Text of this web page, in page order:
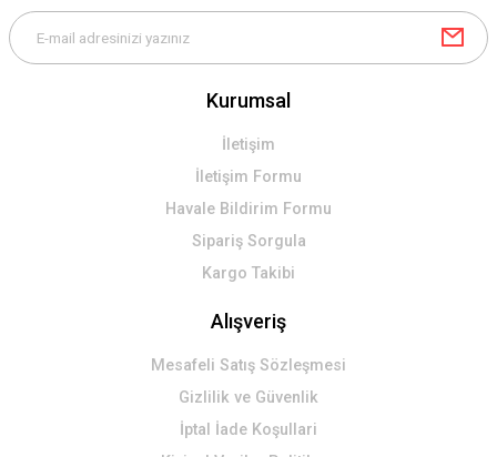
Gönder
Kurumsal
İletişim
İletişim Formu
Havale Bildirim Formu
Sipariş Sorgula
Kargo Takibi
Alışveriş
Mesafeli Satış Sözleşmesi
Gizlilik ve Güvenlik
İptal İade Koşullari